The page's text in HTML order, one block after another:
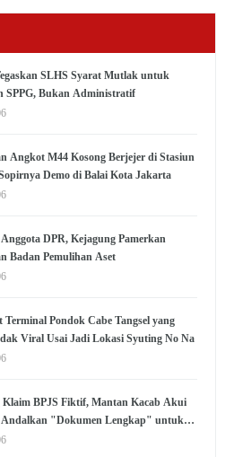
SLHS Syarat Mutlak untuk
SPPG, Bukan Administratif
Angkot M44 Kosong Berjejer di Stasiun
Demo di Balai Kota Jakarta
DPR, Kejagung Pamerkan
Badan Pemulihan Aset
Terminal Pondok Cabe Tangsel yang
Viral Usai Jadi Lokasi Syuting No Na
Klaim BPJS Fiktif, Mantan Kacab Akui
Andalkan "Dokumen Lengkap" untuk